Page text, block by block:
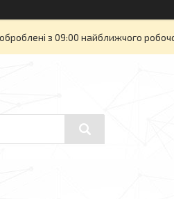
з 09:00 найближчого